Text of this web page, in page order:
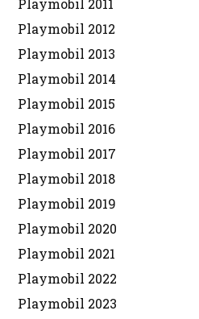
Playmobil 2011
Playmobil 2012
Playmobil 2013
Playmobil 2014
Playmobil 2015
Playmobil 2016
Playmobil 2017
Playmobil 2018
Playmobil 2019
Playmobil 2020
Playmobil 2021
Playmobil 2022
Playmobil 2023